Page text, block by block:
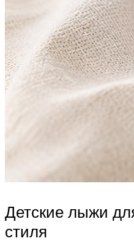
Детские лыжи
стиля